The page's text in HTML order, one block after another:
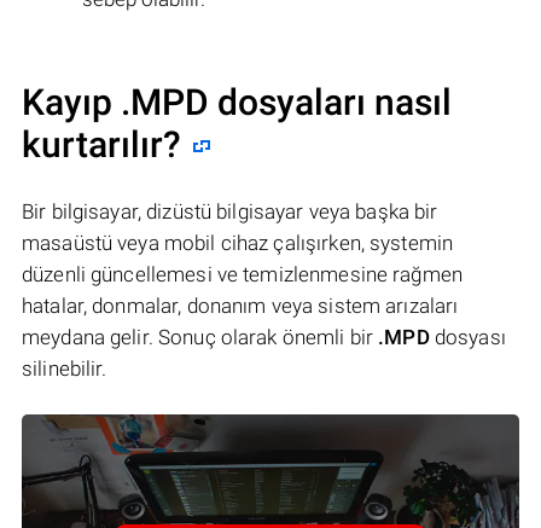
Kayıp .MPD dosyaları nasıl
kurtarılır?
Bir bilgisayar, dizüstü bilgisayar veya başka bir
masaüstü veya mobil cihaz çalışırken, systemin
düzenli güncellemesi ve temizlenmesine rağmen
hatalar, donmalar, donanım veya sistem arızaları
meydana gelir. Sonuç olarak önemli bir .MPDdosyası
silinebilir.